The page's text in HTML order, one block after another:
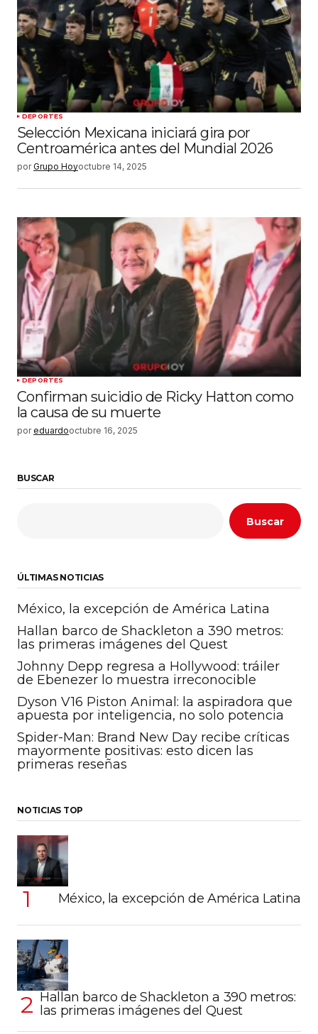
DEPORTES
Selección Mexicana iniciará gira por
Centroamérica antes del Mundial 2026
por Grupo Hoyoctubre 14, 2025
DEPORTES
Confirman suicidio de Ricky Hatton como
la causa de su muerte
por eduardooctubre 16, 2025
BUSCAR
Buscar
ÚLTIMAS NOTICIAS
México, la excepción de América Latina
Hallan barco de Shackleton a 390 metros:
las primeras imágenes del Quest
Johnny Depp regresa a Hollywood: tráiler
de Ebenezer lo muestra irreconocible
Dyson V16 Piston Animal: la aspiradora que
apuesta por inteligencia, no solo potencia
Spider-Man: Brand New Day recibe críticas
mayormente positivas: esto dicen las
primeras reseñas
NOTICIAS TOP
México, la excepción de América Latina
Hallan barco de Shackleton a 390 metros:
las primeras imágenes del Quest